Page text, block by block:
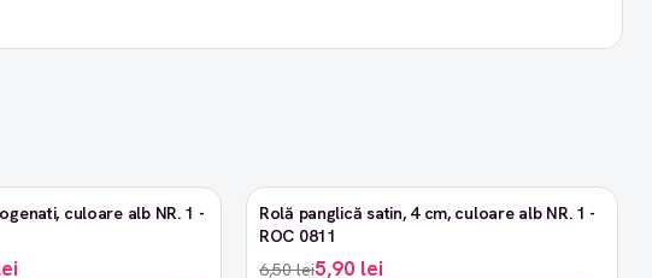
culoare alb NR. 1 -
-9%
Rolă panglică satin, 4 cm, culoare alb NR. 1 -
ROC 0811
6,50 lei5,90 lei